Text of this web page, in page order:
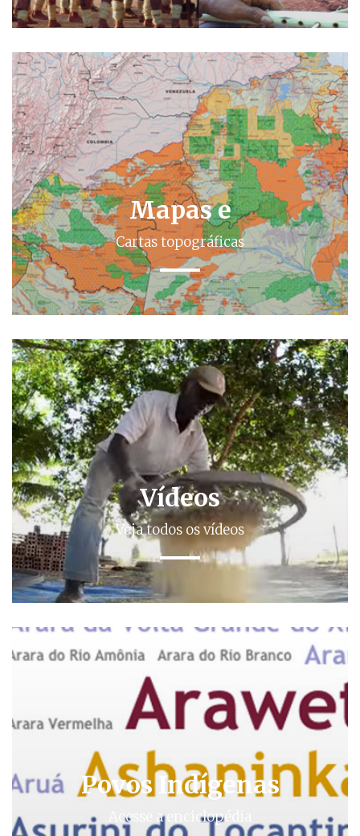
Mapas e
Cartas topográficas
Vídeos
Veja todos os vídeos
Povos Indígenas
Acesse a enciclopédia